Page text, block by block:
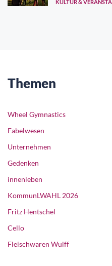
KULTUR &
Themen
Wheel Gymnastics
Fabelwesen
Unternehmen
Gedenken
innenleben
KommunLWAHL 2026
Fritz Hentschel
Cello
Fleischwaren Wulff